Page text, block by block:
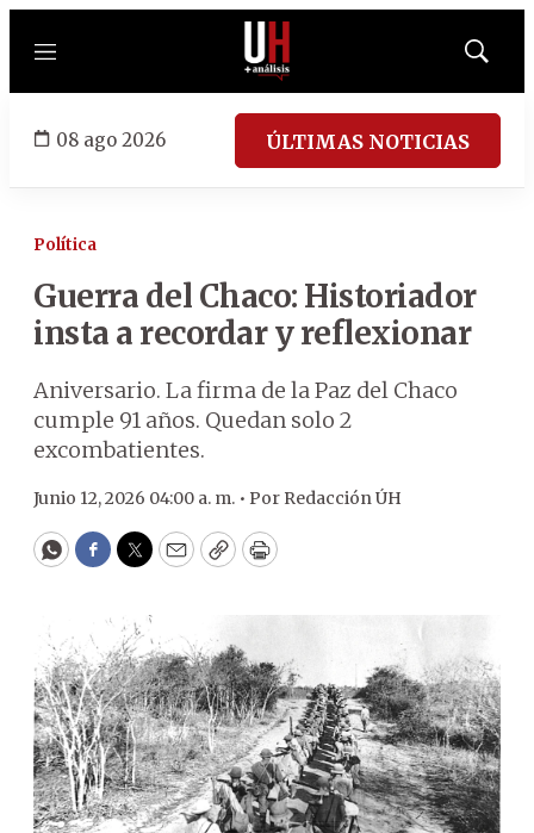
Menú
Mostrar
08 ago 2026 ÚLTIMAS NOTICIAS
Política
Guerra del Chaco: Historiador
insta a recordar y reflexionar
Aniversario. La firma de la Paz del Chaco
cumple 91 años. Quedan solo 2
excombatientes.
Junio 12, 2026 04:00 a. m. • Por Redacción ÚH
WhatsApp
Facebook
Twitter
EmailCopyPrint